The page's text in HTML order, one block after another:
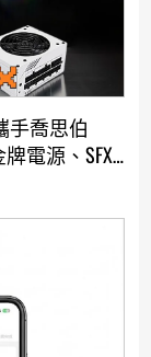
手喬思伯
電源、SFX